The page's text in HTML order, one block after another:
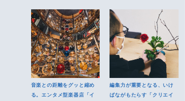
音楽との距離をグッと縮め
る。エンタメ型楽器店「イ
編集力が重要となる、いけ
ばながもたらす「クリエイ